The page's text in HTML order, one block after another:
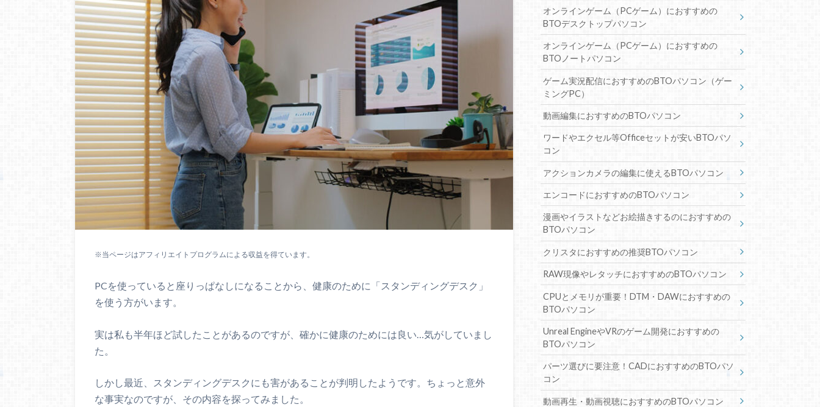
※当ページはアフィリエイトプログラムによる収益を得ています。
PCを使っていると座りっぱなしになることから、健康のために「スタンディングデスク」
を使う方がいます。
実は私も半年ほど試したことがあるのですが、確かに健康のためには良い…気がしていまし
た。
しかし最近、スタンディングデスクにも害があることが判明したようです。ちょっと意外
な事実なのですが、その内容を探ってみました。
オンラインゲーム（PCゲーム）におすすめの
BTOデスクトップパソコン
オンラインゲーム（PCゲーム）におすすめの
BTOノートパソコン
ゲーム実況配信におすすめのBTOパソコン（ゲー
ミングPC）
動画編集におすすめのBTOパソコン
ワードやエクセル等Officeセットが安いBTOパソ
コン
アクションカメラの編集に使えるBTOパソコン
エンコードにおすすめのBTOパソコン
漫画やイラストなどお絵描きするのにおすすめの
BTOパソコン
クリスタにおすすめの推奨BTOパソコン
RAW現像やレタッチにおすすめのBTOパソコン
CPUとメモリが重要！DTM・DAWにおすすめの
BTOパソコン
Unreal EngineやVRのゲーム開発におすすめの
BTOパソコン
パーツ選びに要注意！CADにおすすめのBTOパソ
コン
動画再生・動画視聴におすすめのBTOパソコン